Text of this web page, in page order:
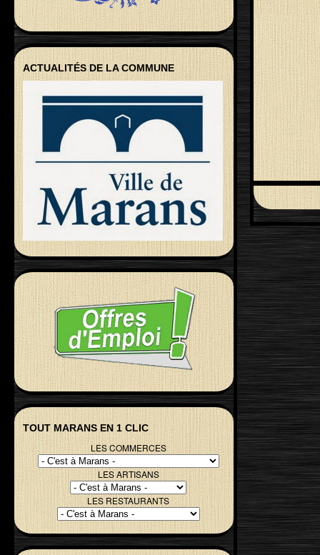
ACTUALITÉS DE LA COMMUNE
TOUT MARANS EN 1 CLIC
LES COMMERCES
LES ARTISANS
LES RESTAURANTS